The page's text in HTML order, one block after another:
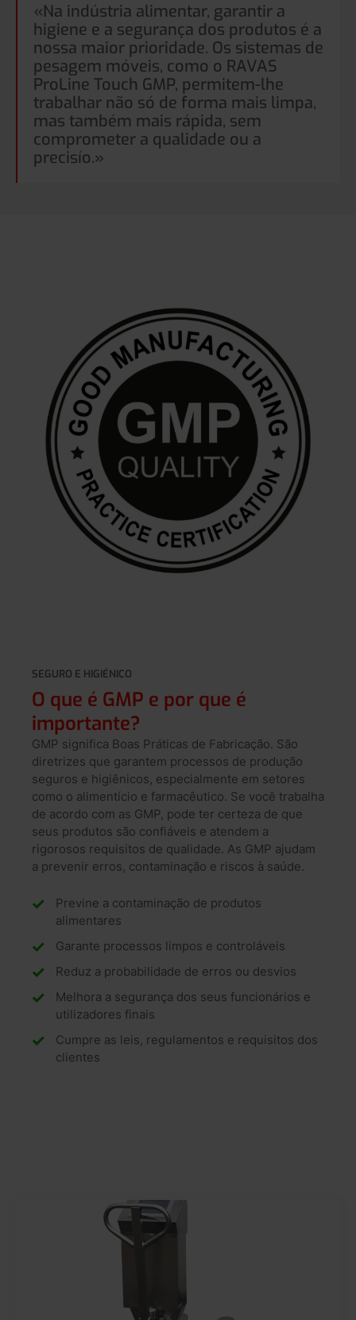
«Na indústria alimentar, garantir a
higiene e a segurança dos produtos é a
nossa maior prioridade. Os sistemas de
pesagem móveis, como o RAVAS
ProLine Touch GMP, permitem-lhe
trabalhar não só de forma mais limpa,
mas também mais rápida, sem
comprometer a qualidade ou a
precisío.»
SEGURO E HIGIÉNICO
O que é GMP e por que é
importante?
GMP significa Boas Práticas de Fabricação. São
diretrizes que garantem processos de produção
seguros e higiênicos, especialmente em setores
como o alimentício e farmacêutico. Se você trabalha
de acordo com as GMP, pode ter certeza de que
seus produtos são confiáveis e atendem a
rigorosos requisitos de qualidade. As GMP ajudam
a prevenir erros, contaminação e riscos à saúde.
Previne a contaminação de produtos
alimentares
Garante processos limpos e controláveis
Reduz a probabilidade de erros ou desvios
Melhora a segurança dos seus funcionários e
utilizadores finais
Cumpre as leis, regulamentos e requisitos dos
clientes